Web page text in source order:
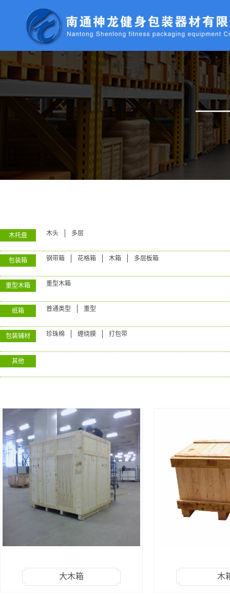
木托盘 木头 多层
包装箱 钢带箱 花格箱 木箱 多层板箱
重型木箱 重型木箱
纸箱 普通类型 重型
包装辅材 珍珠棉 缠绕膜 打包带
其他
大木箱 木